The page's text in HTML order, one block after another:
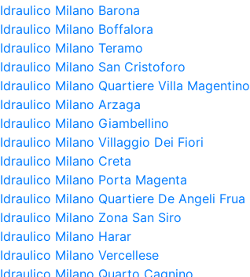
Idraulico Milano Barona
Idraulico Milano Boffalora
Idraulico Milano Teramo
Idraulico Milano San Cristoforo
Idraulico Milano Quartiere Villa Magentino
Idraulico Milano Arzaga
Idraulico Milano Giambellino
Idraulico Milano Villaggio Dei Fiori
Idraulico Milano Creta
Idraulico Milano Porta Magenta
Idraulico Milano Quartiere De Angeli Frua
Idraulico Milano Zona San Siro
Idraulico Milano Harar
Idraulico Milano Vercellese
Idraulico Milano Quarto Cagnino